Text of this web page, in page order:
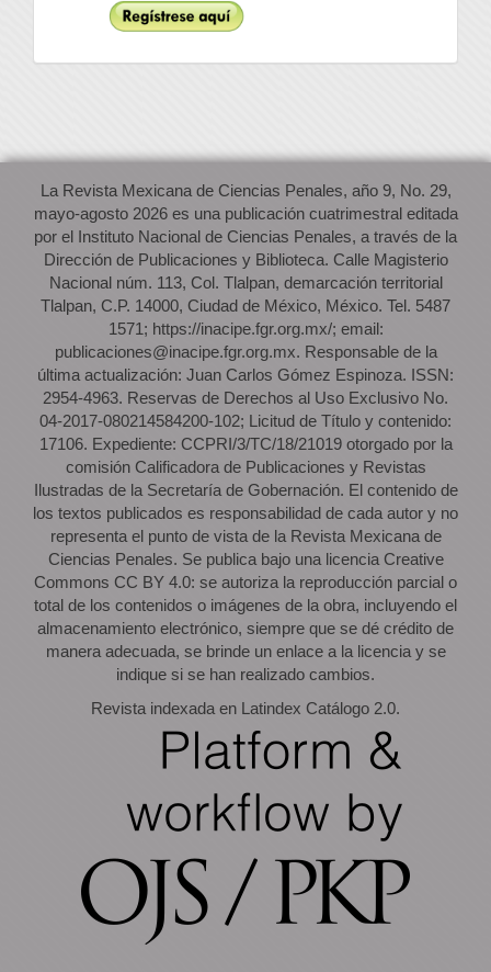
La Revista Mexicana de Ciencias Penales, año 9, No. 29,
mayo-agosto 2026 es una publicación cuatrimestral editada
por el Instituto Nacional de Ciencias Penales, a través de la
Dirección de Publicaciones y Biblioteca. Calle Magisterio
Nacional núm. 113, Col. Tlalpan, demarcación territorial
Tlalpan, C.P. 14000, Ciudad de México, México. Tel. 5487
1571; https://inacipe.fgr.org.mx/; email:
publicaciones@inacipe.fgr.org.mx. Responsable de la
última actualización: Juan Carlos Gómez Espinoza. ISSN:
2954-4963. Reservas de Derechos al Uso Exclusivo No.
04-2017-080214584200-102; Licitud de Título y contenido:
17106. Expediente: CCPRI/3/TC/18/21019 otorgado por la
comisión Calificadora de Publicaciones y Revistas
Ilustradas de la Secretaría de Gobernación. El contenido de
los textos publicados es responsabilidad de cada autor y no
representa el punto de vista de la Revista Mexicana de
Ciencias Penales. Se publica bajo una licencia Creative
Commons CC BY 4.0: se autoriza la reproducción parcial o
total de los contenidos o imágenes de la obra, incluyendo el
almacenamiento electrónico, siempre que se dé crédito de
manera adecuada, se brinde un enlace a la licencia y se
indique si se han realizado cambios.
Revista indexada en Latindex Catálogo 2.0.